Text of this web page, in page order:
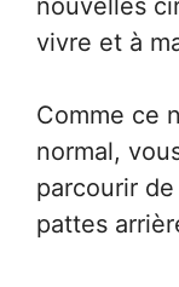
nouvelles
vivre et à
Comme ce
normal,
parcourir
pattes